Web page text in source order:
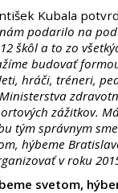
Kubala
podarilo na
škôl a to zo
budovať
hráči, tréneri,
zážitkov.
tým správnym
hýbeme
v roku
svetom,